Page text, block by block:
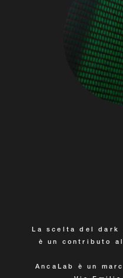
La scelta del dark
è un contributo
AncaLab è un